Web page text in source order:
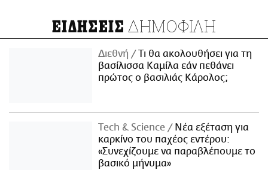
ΕΙΔΗΣΕΙΣ ΔΗΜΟΦΙΛΗ
Διεθνή
Τι θα ακολουθήσει για τη
βασίλισσα Καμίλα εάν πεθάνει
πρώτος ο βασιλιάς Κάρολος;
Τech & Science
Νέα εξέταση για
καρκίνο του παχέος εντέρου:
«Συνεχίζουμε να παραβλέπουμε το
βασικό μήνυμα»